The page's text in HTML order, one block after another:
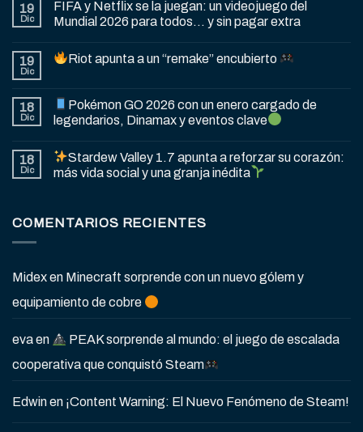
19
Dic
FIFA y Netflix se la juegan: un videojuego del
Mundial 2026 para todos… y sin pagar extra
19
Dic
Riot apunta a un “remake” encubierto
18
Dic
Pokémon GO 2026 con un enero cargado de
legendarios, Dinamax y eventos clave
18
Dic
Stardew Valley 1.7 apunta a reforzar su corazón:
más vida social y una granja inédita
COMENTARIOS RECIENTES
Midexen Minecraft sorprende con un nuevo gólem y
equipamiento de cobre
evaen
PEAK sorprende al mundo: el juego de escalada
cooperativa que conquistó Steam
Edwinen ¡Content Warning: El Nuevo Fenómeno de Steam!